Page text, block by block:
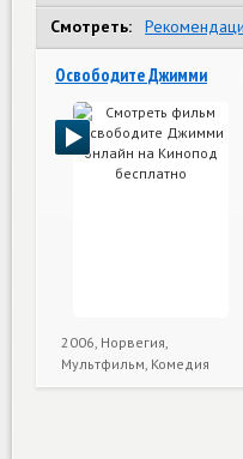
Смотреть:
Освободите Джимми
2006, Норвегия,
Мультфильм, Комедия